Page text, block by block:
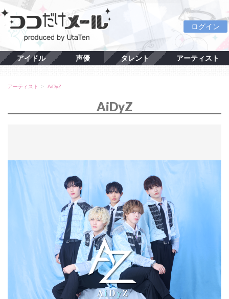
ログイン
アイドル 声優 タレント アーティスト
アーティスト AiDyZ
AiDyZ